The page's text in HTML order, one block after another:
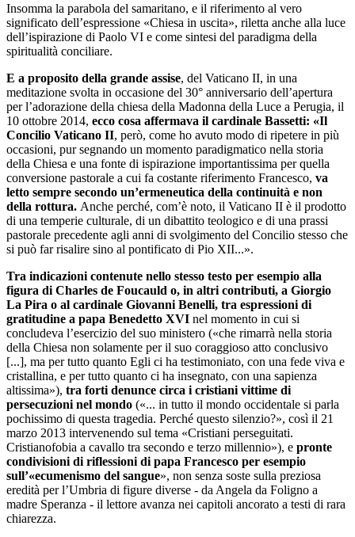
Insomma la parabola del samaritano, e il riferimento al vero
significato dell’espressione «Chiesa in uscita», riletta anche alla luce
dell’ispirazione di Paolo VI e come sintesi del paradigma della
spiritualità conciliare.
E a proposito della grande assise, del Vaticano II, in una
meditazione svolta in occasione del 30° anniversario dell’apertura
per l’adorazione della chiesa della Madonna della Luce a Perugia, il
10 ottobre 2014, ecco cosa affermava il cardinale Bassetti: «Il
Concilio Vaticano II, però, come ho avuto modo di ripetere in più
occasioni, pur segnando un momento paradigmatico nella storia
della Chiesa e una fonte di ispirazione importantissima per quella
conversione pastorale a cui fa costante riferimento Francesco, va
letto sempre secondo un’ermeneutica della continuità e non
della rottura. Anche perché, com’è noto, il Vaticano II è il prodotto
di una temperie culturale, di un dibattito teologico e di una prassi
pastorale precedente agli anni di svolgimento del Concilio stesso che
si può far risalire sino al pontificato di Pio XII...».
Tra indicazioni contenute nello stesso testo per esempio alla
figura di Charles de Foucauld o, in altri contributi, a Giorgio
La Pira o al cardinale Giovanni Benelli, tra espressioni di
gratitudine a papa Benedetto XVI nel momento in cui si
concludeva l’esercizio del suo ministero («che rimarrà nella storia
della Chiesa non solamente per il suo coraggioso atto conclusivo
[...], ma per tutto quanto Egli ci ha testimoniato, con una fede viva e
cristallina, e per tutto quanto ci ha insegnato, con una sapienza
altissima»), tra forti denunce circa i cristiani vittime di
persecuzioni nel mondo («... in tutto il mondo occidentale si parla
pochissimo di questa tragedia. Perché questo silenzio?», così il 21
marzo 2013 intervenendo sul tema «Cristiani perseguitati.
Cristianofobia a cavallo tra secondo e terzo millennio»), e pronte
condivisioni di riflessioni di papa Francesco per esempio
sull’«ecumenismo del sangue», non senza soste sulla preziosa
eredità per l’Umbria di figure diverse - da Angela da Foligno a
madre Speranza - il lettore avanza nei capitoli ancorato a testi di rara
chiarezza.